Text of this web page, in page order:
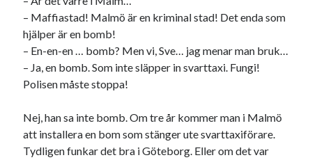
– Maffiastad! Malmö är en kriminal stad! Det enda som
hjälper är en bomb!
– En-en-en … bomb? Men vi, Sve… jag menar man bruk…
– Ja, en bomb. Som inte släpper in svarttaxi. Fungi!
Polisen måste stoppa!
Nej, han sa inte bomb. Om tre år kommer man i Malmö
att installera en bom som stänger ute svarttaxiförare.
Tydligen funkar det bra i Göteborg. Eller om det var